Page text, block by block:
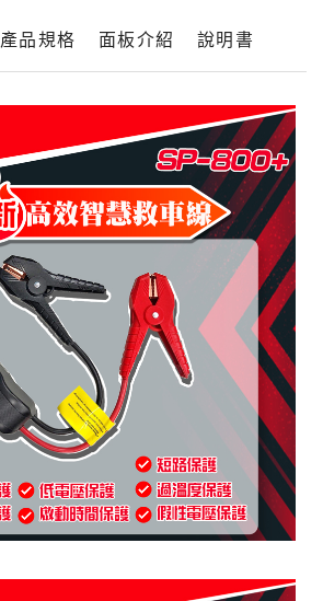
產品規格 面板介紹 說明書